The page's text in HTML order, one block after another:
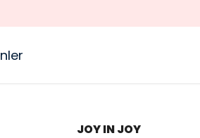
JOY IN JOY